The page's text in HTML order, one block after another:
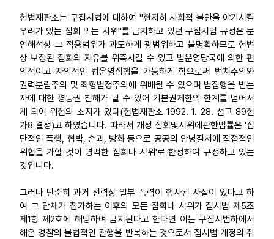
헌법재판소는 구집시법에 대하여 "현저히 사회적 불안을 야기시킬
우려가 있는 집회 또는 시위"를 금지하고 있던 구집시법 규정은 문
언해석상 그 적용범위가 과도하게 광범위하고 불명확하므로 헌법
상 보장된 집회의 자유를 위축시킬 수 있고 법운영당국에 의한 편
의적이고 자의적인 법운영집행을 가능하게 함으로써 법치주의와
권력분립주의 및 죄형법정주의에 위배될 수 있으며 법집행을 받는
자에 대한 평등권 침해가 될 수 있어 기본권제한의 한계를 넘어서
게 되어 위헌의 소지가 있다(헌법재판소 1992. 1. 28. 선고 89헌
가8 결정)고 하였습니다. 따라서 개정 집회및시위에관한법률은 '집
단적인 폭행, 협박, 손괴, 방화 등으로 공공의 안녕질서에 직접적인
위협을 가할 것이 명백한 집회나 시위'로 한정하여 규정하고 있는
것입니다.
그러나 단순히 과거 전력상 일부 폭력이 행사된 사실이 있다고 하
여 그 단체가 참가하는 이후의 모든 집회나 시위가 집시법 제5조
제1항 제2호에 해당하여 금지된다고 한다면 이는 구집시법하에서
해온 경찰의 불법적인 관행을 반복하는 것으로서 집시법 개정의 취